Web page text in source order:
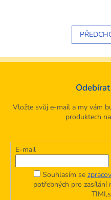
Vložte svůj e-mail a my vám
produktech
E-mail
Souhlasím se
potřebných pro